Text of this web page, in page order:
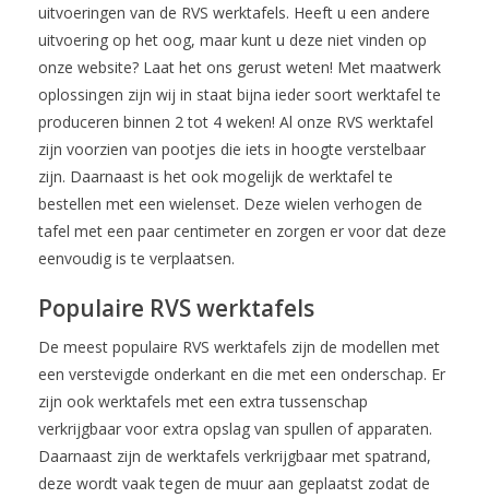
uitvoeringen van de RVS werktafels. Heeft u een andere
uitvoering op het oog, maar kunt u deze niet vinden op
onze website? Laat het ons gerust weten! Met maatwerk
oplossingen zijn wij in staat bijna ieder soort werktafel te
produceren binnen 2 tot 4 weken! Al onze RVS werktafel
zijn voorzien van pootjes die iets in hoogte verstelbaar
zijn. Daarnaast is het ook mogelijk de werktafel te
bestellen met een wielenset. Deze wielen verhogen de
tafel met een paar centimeter en zorgen er voor dat deze
eenvoudig is te verplaatsen.
Populaire RVS werktafels
De meest populaire RVS werktafels zijn de modellen met
een verstevigde onderkant en die met een onderschap. Er
zijn ook werktafels met een extra tussenschap
verkrijgbaar voor extra opslag van spullen of apparaten.
Daarnaast zijn de werktafels verkrijgbaar met spatrand,
deze wordt vaak tegen de muur aan geplaatst zodat de